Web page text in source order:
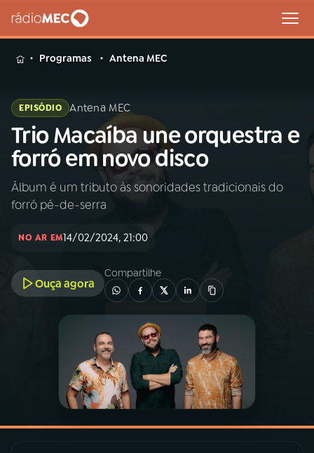
MENU
Buscar
na
Rádio
MEC
Buscar
Início
PROGRAMAÇÃO
PROGRAMAS
Programas Antena MEC
EPISÓDIO Antena MEC
Trio Macaíba une orquestra e
forró em novo disco
Álbum é um tributo às sonoridades tradicionais do
forró pé-de-serra
NO AR EM14/02/2024, 21:00
Ouça agora
Compartilhe